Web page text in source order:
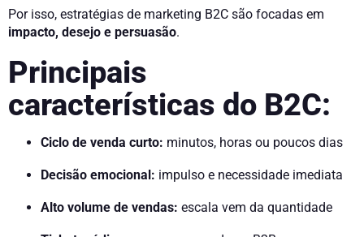
Por isso, estratégias de marketing B2C são focadas em
impacto, desejo e persuasão.
Principais
características do B2C:
Ciclo de venda curto: minutos, horas ou poucos dias
Decisão emocional: impulso e necessidade imediata
Alto volume de vendas: escala vem da quantidade